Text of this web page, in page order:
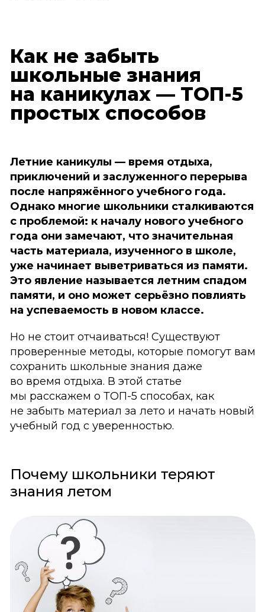
Как не забыть
школьные знания
на каникулах — ТОП-5
простых способов
Летние каникулы — время отдыха,
приключений и заслуженного перерыва
после напряжённого учебного года.
Однако многие школьники сталкиваются
с проблемой: к началу нового учебного
года они замечают, что значительная
часть материала, изученного в школе,
уже начинает выветриваться из памяти.
Это явление называется летним спадом
памяти, и оно может серьёзно повлиять
на успеваемость в новом классе.
Но не стоит отчаиваться! Существуют
проверенные методы, которые помогут вам
сохранить школьные знания даже
во время отдыха. В этой статье
мы расскажем о ТОП-5 способах, как
не забыть материал за лето и начать новый
учебный год с уверенностью.
Почему школьники теряют
знания летом